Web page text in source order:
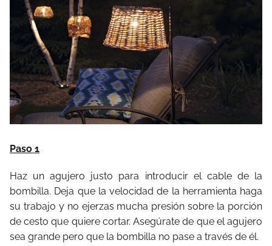
Paso 1
Haz un agujero justo para introducir el cable de la
bombilla. Deja que la velocidad de la herramienta haga
su trabajo y no ejerzas mucha presión sobre la porción
de cesto que quiere cortar. Asegúrate de que el agujero
sea grande pero que la bombilla no pase a través de él.